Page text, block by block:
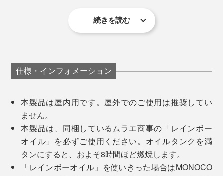
満タンにした状態で、およそ8時間ほど燃焼してくれま
分でできたパラフィンオイルなので、燃焼中も、ニオイ
やススがほとんど出ません。
もとは、キャンプ好きだった松下製作所の社長、松下雄
のちに、松下さんとキャンプに出かけた菊池さんは、焚
き火をしながら、「揺れる炎を眺めていると、心が落ち
着いてくる」ことを感じたそうです。
キャンドルやアウトドアランタンにはない、“炎のダン
この“炎のダンス”、ランプの上からも下からも、絶妙な
量の空気が入り込むことで起きますが、デザイナーの菊
できている」と聞いて、興味深かったです。
「ふつう、旋盤加工の職人さんは、ガラスの部品とぴっ
たり“密着させる”加工をします。例えば、『ダンシング
ランプ』の真鍮の台座。
続きを読む
仕様・インフォメーション
本製品は屋内用です。屋外でのご使用は推奨してい
ません。
本製品は、同梱しているムラエ商事の「レインボー
オイル」を必ずご使用ください。オイルタンクを満
タンにすると、およそ8時間ほど燃焼します。
「レインボーオイル」を使いきった場合はMONOCO